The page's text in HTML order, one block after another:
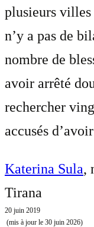
plusieurs villes
n’y a pas de
nombre de
avoir arrêté
rechercher
accusés
Katerina Sula,
Tirana
20 juin 2019
(mis à jour le 30 juin 2026)